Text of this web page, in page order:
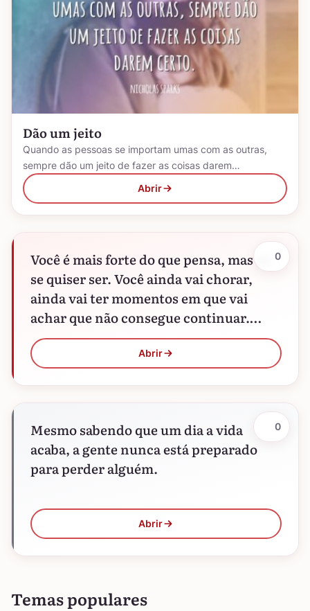
Dão um jeito
Quando as pessoas se importam umas com as outras,
sempre dão um jeito de fazer as coisas darem…
Abrir
Você é mais forte do que pensa, mas só
se quiser ser. Você ainda vai chorar,
ainda vai ter momentos em que vai
achar que não consegue continuar.…
Abrir
0
Mesmo sabendo que um dia a vida
acaba, a gente nunca está preparado
para perder alguém.
Abrir
0
Temas populares